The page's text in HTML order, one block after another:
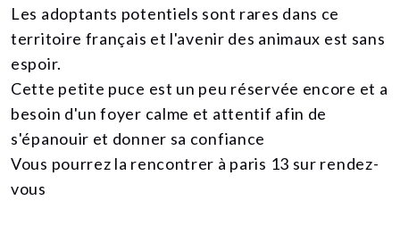
Les adoptants potentiels sont rares dans ce
territoire français et l'avenir des animaux est sans
espoir.
Cette petite puce est un peu réservée encore et a
besoin d'un foyer calme et attentif afin de
s'épanouir et donner sa confiance
Vous pourrez la rencontrer à paris 13 sur rendez-
vous